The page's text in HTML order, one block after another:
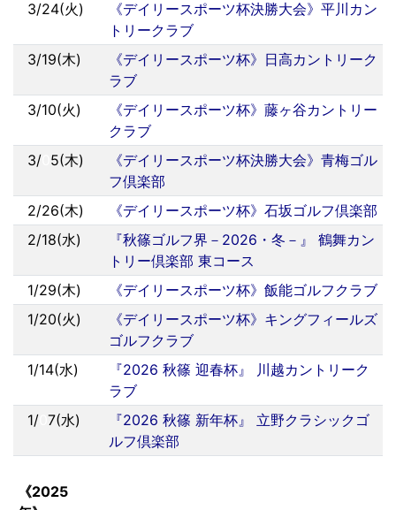
3/24(火)
《デイリースポーツ杯決勝大会》平川カン
トリークラブ
3/19(木)
《デイリースポーツ杯》日高カントリーク
ラブ
3/10(火)
《デイリースポーツ杯》藤ヶ谷カントリー
クラブ
3/ 5(木)
《デイリースポーツ杯決勝大会》青梅ゴル
フ倶楽部
2/26(木)
《デイリースポーツ杯》石坂ゴルフ倶楽部
2/18(水)
『秋篠ゴルフ界－2026・冬－』 鶴舞カン
トリー倶楽部 東コース
1/29(木)
《デイリースポーツ杯》飯能ゴルフクラブ
1/20(火)
《デイリースポーツ杯》キングフィールズ
ゴルフクラブ
1/14(水)
『2026 秋篠 迎春杯』 川越カントリーク
ラブ
1/ 7(水)
『2026 秋篠 新年杯』 立野クラシックゴ
ルフ倶楽部
《2025